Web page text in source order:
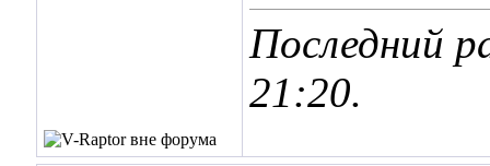
Последний
21:20.